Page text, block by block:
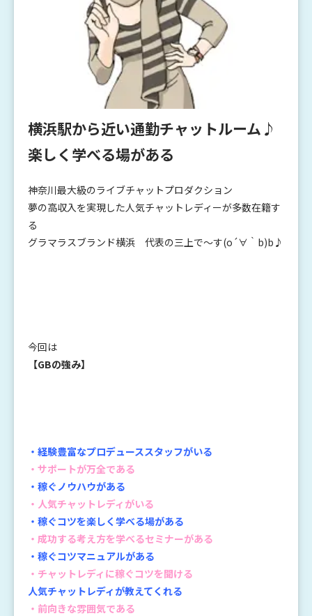
横浜駅から近い通勤チャットルーム♪
楽しく学べる場がある
神奈川最大級のライブチャットプロダクション
夢の高収入を実現した人気チャットレディーが多数在籍す
る
グラマラスブランド横浜 代表の三上で～す(o´∀｀b)b♪
今回は
【GBの強み】
・経験豊富なプロデューススタッフがいる
・サポートが万全である
・稼ぐノウハウがある
・人気チャットレディがいる
・稼ぐコツを楽しく学べる場がある
・成功する考え方を学べるセミナーがある
・稼ぐコツマニュアルがある
・チャットレディに稼ぐコツを聞ける
人気チャットレディが教えてくれる
・前向きな雰囲気である